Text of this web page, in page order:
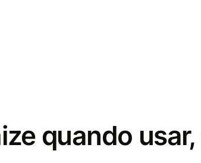
quando